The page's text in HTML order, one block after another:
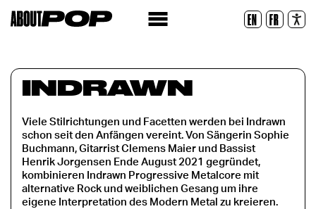
EN FR
Zurücksetzen
INDRAWN
Viele Stilrichtungen und Facetten werden bei Indrawn
schon seit den Anfängen vereint. Von Sängerin Sophie
Buchmann, Gitarrist Clemens Maier und Bassist
Henrik Jorgensen Ende August 2021 gegründet,
kombinieren Indrawn Progressive Metalcore mit
alternative Rock und weiblichen Gesang um ihre
eigene Interpretation des Modern Metal zu kreieren.